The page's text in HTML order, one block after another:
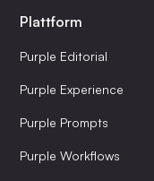
Plattform
Purple Editorial
Purple Experience
Purple Prompts
Purple Workflows